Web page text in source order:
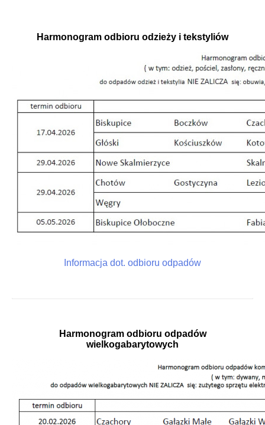
Harmonogram odbioru odzieży i tekstyliów
Informacja dot. odbioru odpadów
Harmonogram odbioru odpadów
wielkogabarytowych